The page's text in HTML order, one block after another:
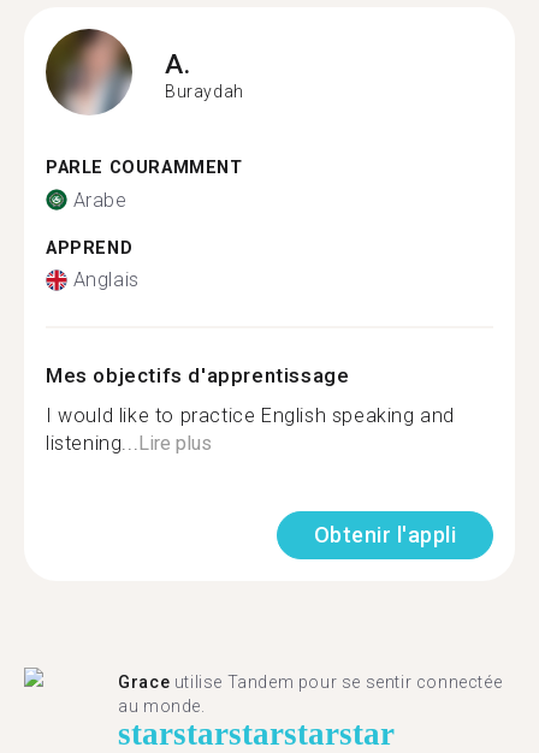
A.
Buraydah
PARLE COURAMMENT
Arabe
APPREND
Anglais
Mes objectifs d'apprentissage
I would like to practice English speaking and
listening...Lire plus
Obtenir l'appli
Grace utilise Tandem pour se sentir connectée
au monde.
starstarstarstarstar